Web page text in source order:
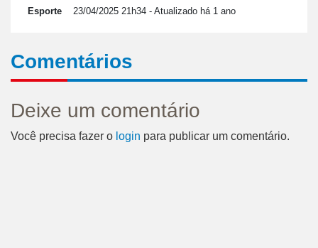
Esporte 23/04/2025 21h34 - Atualizado há 1 ano
Comentários
Deixe um comentário
Você precisa fazer o login para publicar um comentário.